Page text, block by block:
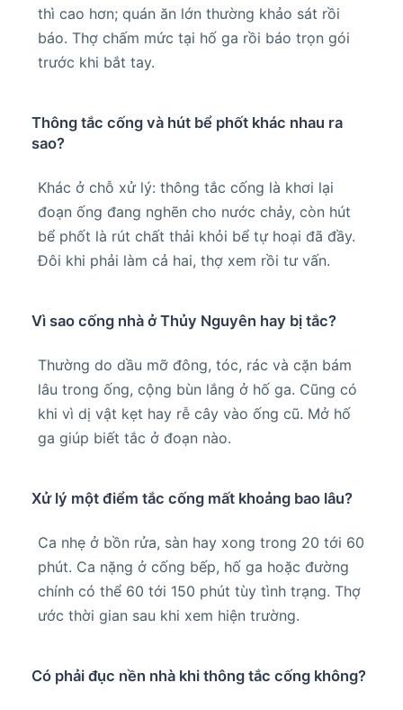
thì cao hơn; quán ăn lớn thường khảo sát rồi
báo. Thợ chấm mức tại hố ga rồi báo trọn gói
trước khi bắt tay.
Thông tắc cống và hút bể phốt khác nhau ra
sao?
Khác ở chỗ xử lý: thông tắc cống là khơi lại
đoạn ống đang nghẽn cho nước chảy, còn hút
bể phốt là rút chất thải khỏi bể tự hoại đã đầy.
Đôi khi phải làm cả hai, thợ xem rồi tư vấn.
Vì sao cống nhà ở Thủy Nguyên hay bị tắc?
Thường do dầu mỡ đông, tóc, rác và cặn bám
lâu trong ống, cộng bùn lắng ở hố ga. Cũng có
khi vì dị vật kẹt hay rễ cây vào ống cũ. Mở hố
ga giúp biết tắc ở đoạn nào.
Xử lý một điểm tắc cống mất khoảng bao lâu?
Ca nhẹ ở bồn rửa, sàn hay xong trong 20 tới 60
phút. Ca nặng ở cống bếp, hố ga hoặc đường
chính có thể 60 tới 150 phút tùy tình trạng. Thợ
ước thời gian sau khi xem hiện trường.
Có phải đục nền nhà khi thông tắc cống không?